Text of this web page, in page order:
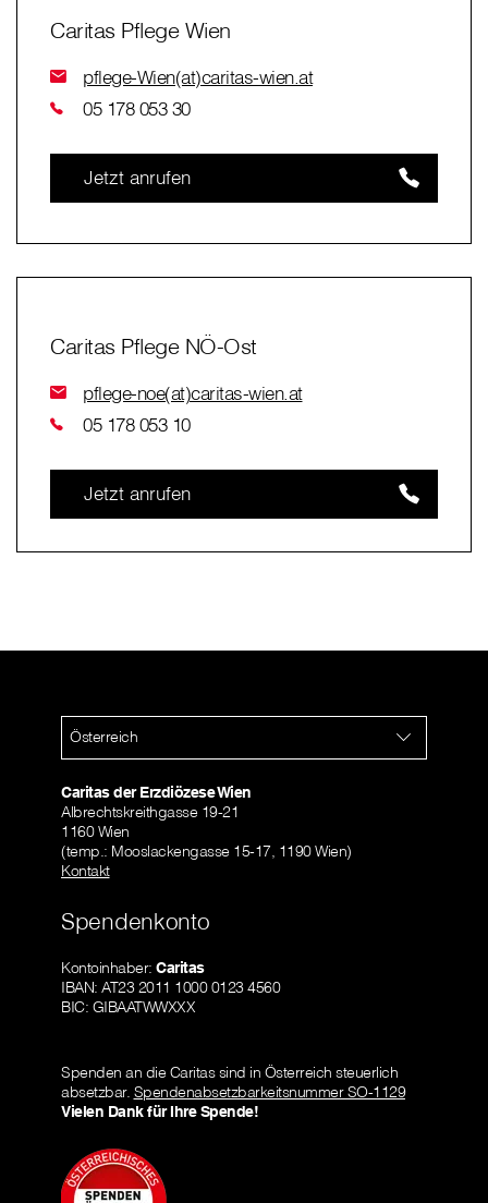
Caritas Pflege Wien
pflege-Wien(at)caritas-wien.at
05 178 053 30
Jetzt anrufen
Caritas Pflege NÖ-Ost
pflege-noe(at)caritas-wien.at
05 178 053 10
Jetzt anrufen
Österreich
Caritas der Erzdiözese Wien
Albrechtskreithgasse 19-21
1160 Wien
(temp.: Mooslackengasse 15-17, 1190 Wien)
Kontakt
Spendenkonto
Kontoinhaber: Caritas
IBAN: AT23 2011 1000 0123 4560
BIC: GIBAATWWXXX
Spenden an die Caritas sind in Österreich steuerlich
absetzbar. Spendenabsetzbarkeitsnummer SO-1129
Vielen Dank für Ihre Spende!